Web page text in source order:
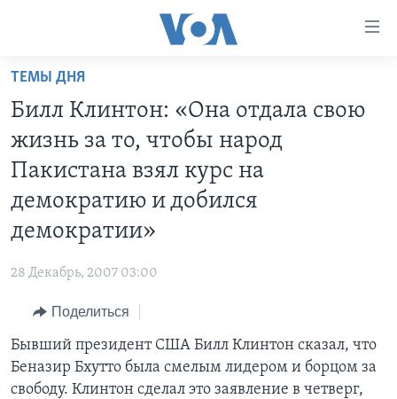
Перейти
основной
контент
Перейти
основной
навигации
ДЕТАЛИ
НЬЮ-ЙОРК NEW YORK
АМЕРИКА. БОЛЬШОЕ ПУТЕШЕСТВИЕ
ПРОЕКТЫ
АМЕРИКАНСКИЕ ГОРОДКИ
ТЕСТЫ
ИНТЕРВЬЮ
ЗА СВОБОДУ ПРЕССЫ
УЧИМ АНГЛИЙСКИЙ
ВИДЕО
ПОДПИСКА НА НОВОСТИ
ТЕМЫ ДНЯ
Билл Клинтон: «Она отдала свою
жизнь за то, чтобы народ
Пакистана взял курс на
демократию и добился
демократии»
28 Декабрь, 2007 03:00
Поделиться
Бывший президент США Билл Клинтон сказал, что
Беназир Бхутто была смелым лидером и борцом за
свободу. Клинтон сделал это заявление в четверг,